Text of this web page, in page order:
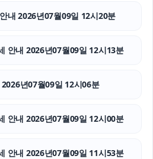
대전흥신소
인스타그램 좋아요
자동차담보대출
내 2026년07월09일 12시20분
안내 2026년07월09일 12시13분
년07월09일 12시06분
안내 2026년07월09일 12시00분
안내 2026년07월09일 11시53분